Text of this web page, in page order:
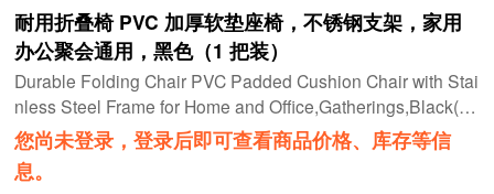
耐用折叠椅 PVC 加厚软垫座椅，不锈钢支架，家用
办公聚会通用，黑色（1 把装）
Durable Folding Chair PVC Padded Cushion Chair with Stai
nless Steel Frame for Home and Office,Gatherings,Black(1
Pack)
您尚未登录，登录后即可查看商品价格、库存等信
息。